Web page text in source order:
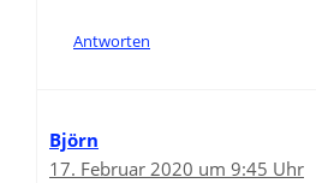
Antworten
Björn
17. Februar 2020 um 9:45 Uhr